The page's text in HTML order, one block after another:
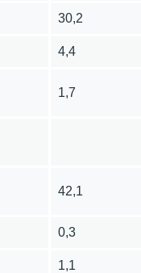
30,2
4,4
1,7
42,1
0,3
1,1